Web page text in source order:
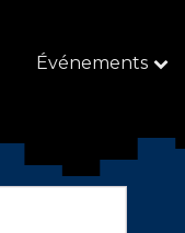
Événements